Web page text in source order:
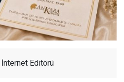
İnternet Editörü